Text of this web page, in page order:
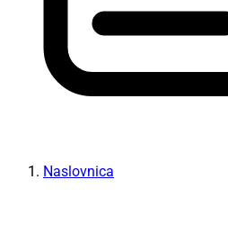
Naslovnica